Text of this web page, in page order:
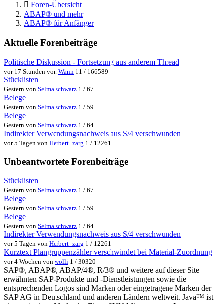
Foren-Übersicht
ABAP® und mehr
ABAP® für Anfänger
Aktuelle Forenbeiträge
Politische Diskussion - Fortsetzung aus anderem Thread
vor 17 Stunden von Wann 11 / 166589
Stücklisten
Gestern von Selma.schwarz 1 / 67
Belege
Gestern von Selma.schwarz 1 / 59
Belege
Gestern von Selma.schwarz 1 / 64
Indirekter Verwendungsnachweis aus S/4 verschwunden
vor 5 Tagen von Herbert_zarg 1 / 12261
Unbeantwortete Forenbeiträge
Stücklisten
Gestern von Selma.schwarz 1 / 67
Belege
Gestern von Selma.schwarz 1 / 59
Belege
Gestern von Selma.schwarz 1 / 64
Indirekter Verwendungsnachweis aus S/4 verschwunden
vor 5 Tagen von Herbert_zarg 1 / 12261
Kurztext Plangruppenzähler verschwindet bei Material-Zuordnung
vor 4 Wochen von wolli 1 / 30320
SAP®, ABAP®, ABAP/4®, R/3® und weitere auf dieser Site
erwähnten SAP-Produkte und -Dienstleistungen sowie die
entsprechenden Logos sind Marken oder eingetragene Marken der
SAP AG in Deutschland und anderen Ländern weltweit. Java™ ist